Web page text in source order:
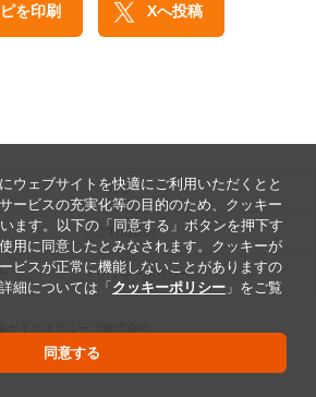
を印刷 Xへ投稿
ヘルプ
ご利用規約
クッキーポリシー
©2026 The Nisshin OilliO Group, Ltd.
ウェブサイトを快適にご利用いただくとと
ービスの充実化等の目的のため、クッキー
ます。以下の「同意する」ボタンを押下す
用に同意したとみなされます。クッキーが
ビスが正常に機能しないことがありますの
細については「クッキーポリシー」をご覧
同意する